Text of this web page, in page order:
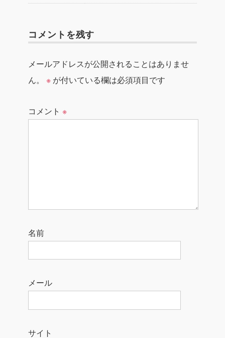
コメントを残す
メールアドレスが公開されることはありませ
ん。
※ が付いている欄は必須項目です
コメント ※
名前
メール
サイト